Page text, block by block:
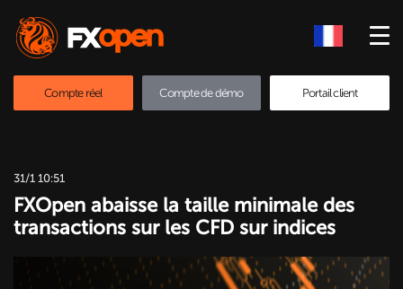
Compte réel Compte de démo Portail client
31/1 10:51
FXOpen abaisse la taille minimale des
transactions sur les CFD sur indices